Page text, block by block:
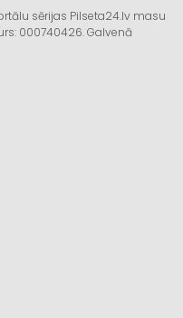
sērijas Pilseta24.lv masu
000740426. Galvenā